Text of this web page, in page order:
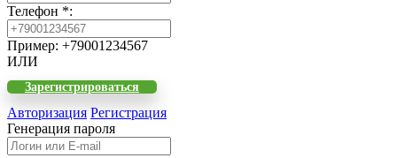
Телефон *:
Пример: +79001234567
ИЛИ
Зарегистрироваться
Авторизация Регистрация
Генерация пароля